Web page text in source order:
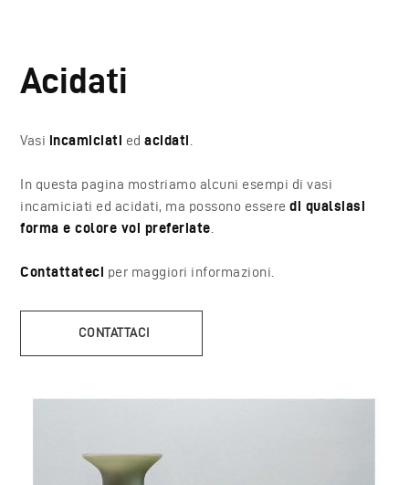
Acidati
Vasi incamiciati edacidati
In questa pagina mostriamo alcuni esempi di vasi
incamiciati ed acidati, ma possono esseredi qualsiasi
forma e colore voi preferiate
Contattateci per maggiori informazioni.
CONTATTACI